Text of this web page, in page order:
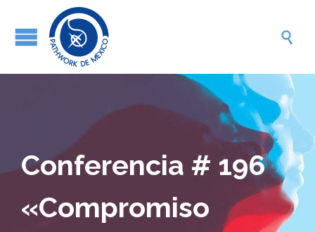

Conferencia # 196
«Compromiso